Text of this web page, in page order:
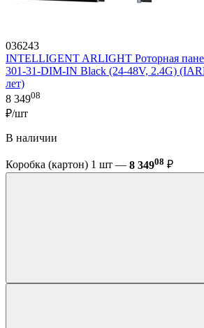
036243
INTELLIGENT ARLIGHT Роторная
301-31-DIM-IN Black (24-48V, 2.4G)
лет)
8 34908
₽/шт
В наличии
Коробка (картон) 1 шт — 8 34908 ₽